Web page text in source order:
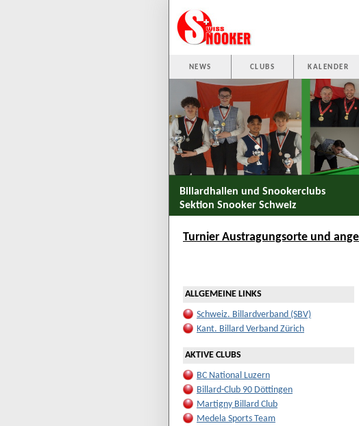
NEWS CLUBS KALENDER
Billardhallen und Snookerclubs
Sektion Snooker Schweiz
Turnier Austragungsorte und
ALLGEMEINE LINKS
Schweiz. Billardverband (SBV)
Kant. Billard Verband Zürich
AKTIVE CLUBS
BC National Luzern
Billard-Club 90 Döttingen
Martigny Billard Club
Medela Sports Team